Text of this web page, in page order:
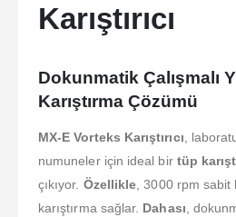
Karıştırıcı
Dokunmatik Çalışmalı
Karıştırma Çözümü
MX-E Vorteks Karıştırıcı ,
numuneler için ideal bir tüp
çıkıyor. Özellikle , 3000 rpm sabit
karıştırma sağlar. Dahası ,